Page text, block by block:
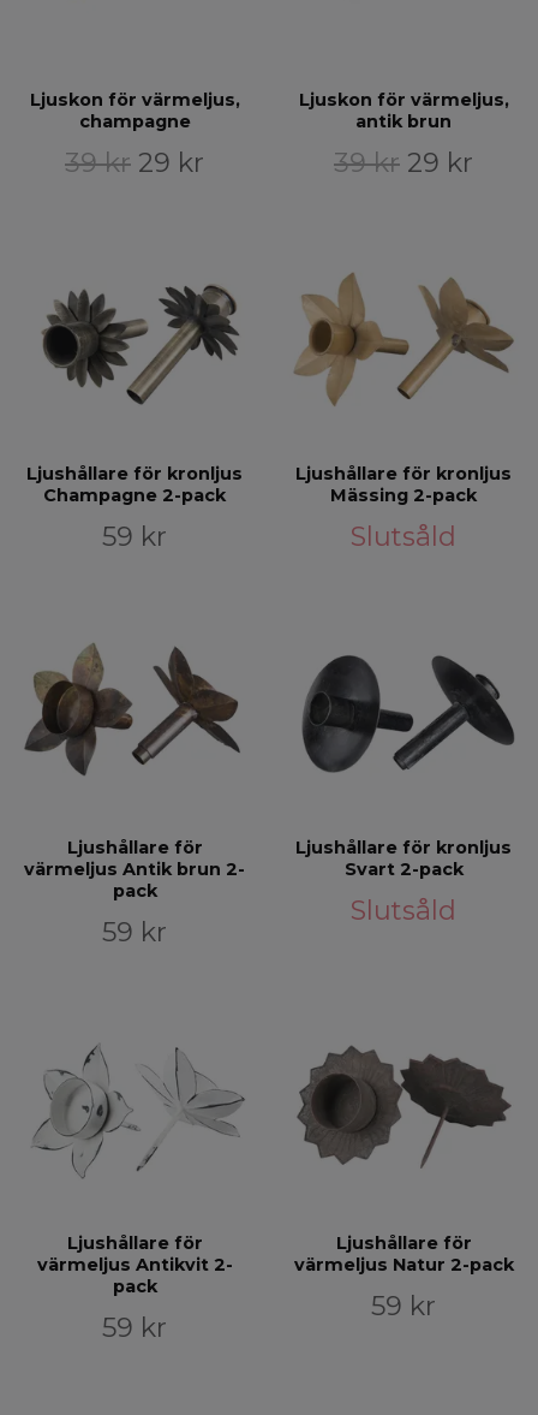
Ljuskon för värmeljus,
champagne
39 kr 29 kr
Ljuskon för värmeljus,
antik brun
39 kr 29 kr
Ljushållare för kronljus
Champagne 2-pack
59 kr
Ljushållare för kronljus
Mässing 2-pack
Slutsåld
Ljushållare för
värmeljus Antik brun 2-
pack
59 kr
Ljushållare för kronljus
Svart 2-pack
Slutsåld
Ljushållare för
värmeljus Antikvit 2-
pack
59 kr
Ljushållare för
värmeljus Natur 2-pack
59 kr